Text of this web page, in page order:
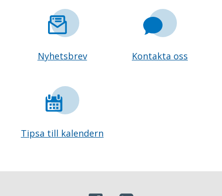
Nyhetsbrev Kontakta oss
Tipsa till kalendern